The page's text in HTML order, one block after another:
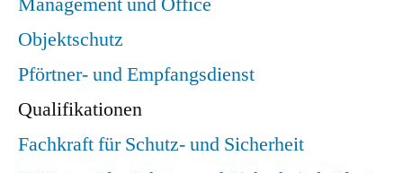
Objektschutz
Pförtner- und Empfangsdienst
Qualifikationen
Fachkraft für Schutz- und Sicherheit